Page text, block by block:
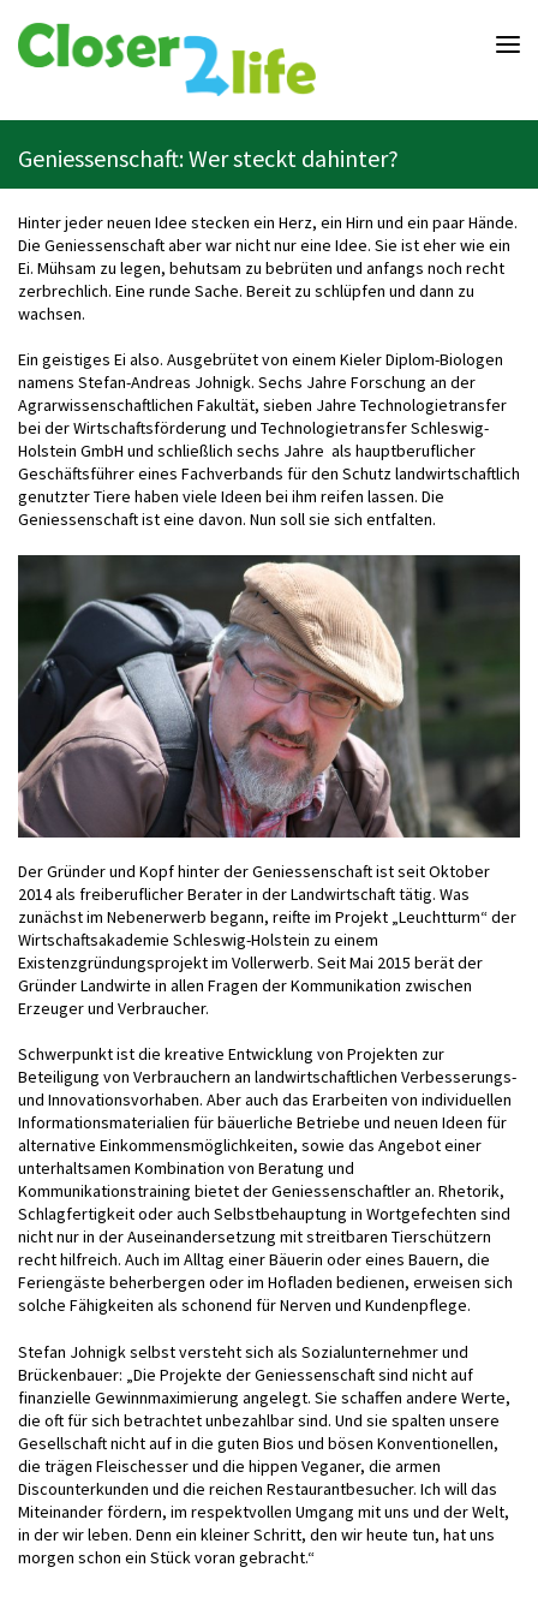
nah
am
Leben
Geniessenschaft: Wer steckt dahinter?
Hinter jeder neuen Idee stecken ein Herz, ein Hirn und ein paar Hände.
Die Geniessenschaft aber war nicht nur eine Idee. Sie ist eher wie ein
Ei. Mühsam zu legen, behutsam zu bebrüten und anfangs noch recht
zerbrechlich. Eine runde Sache. Bereit zu schlüpfen und dann zu
wachsen.
Ein geistiges Ei also. Ausgebrütet von einem Kieler Diplom-Biologen
namens Stefan-Andreas Johnigk. Sechs Jahre Forschung an der
Agrarwissenschaftlichen Fakultät, sieben Jahre Technologietransfer
bei der Wirtschaftsförderung und Technologietransfer Schleswig-
Holstein GmbH und schließlich sechs Jahre als hauptberuflicher
Geschäftsführer eines Fachverbands für den Schutz landwirtschaftlich
genutzter Tiere haben viele Ideen bei ihm reifen lassen. Die
Geniessenschaft ist eine davon. Nun soll sie sich entfalten.
Der Gründer und Kopf hinter der Geniessenschaft ist seit Oktober
2014 als freiberuflicher Berater in der Landwirtschaft tätig. Was
zunächst im Nebenerwerb begann, reifte im Projekt „Leuchtturm“ der
Wirtschaftsakademie Schleswig-Holstein zu einem
Existenzgründungsprojekt im Vollerwerb. Seit Mai 2015 berät der
Gründer Landwirte in allen Fragen der Kommunikation zwischen
Erzeuger und Verbraucher.
Schwerpunkt ist die kreative Entwicklung von Projekten zur
Beteiligung von Verbrauchern an landwirtschaftlichen Verbesserungs-
und Innovationsvorhaben. Aber auch das Erarbeiten von individuellen
Informationsmaterialien für bäuerliche Betriebe und neuen Ideen für
alternative Einkommensmöglichkeiten, sowie das Angebot einer
unterhaltsamen Kombination von Beratung und
Kommunikationstraining bietet der Geniessenschaftler an. Rhetorik,
Schlagfertigkeit oder auch Selbstbehauptung in Wortgefechten sind
nicht nur in der Auseinandersetzung mit streitbaren Tierschützern
recht hilfreich. Auch im Alltag einer Bäuerin oder eines Bauern, die
Feriengäste beherbergen oder im Hofladen bedienen, erweisen sich
solche Fähigkeiten als schonend für Nerven und Kundenpflege.
Stefan Johnigk selbst versteht sich als Sozialunternehmer und
Brückenbauer: „Die Projekte der Geniessenschaft sind nicht auf
finanzielle Gewinnmaximierung angelegt. Sie schaffen andere Werte,
die oft für sich betrachtet unbezahlbar sind. Und sie spalten unsere
Gesellschaft nicht auf in die guten Bios und bösen Konventionellen,
die trägen Fleischesser und die hippen Veganer, die armen
Discounterkunden und die reichen Restaurantbesucher. Ich will das
Miteinander fördern, im respektvollen Umgang mit uns und der Welt,
in der wir leben. Denn ein kleiner Schritt, den wir heute tun, hat uns
morgen schon ein Stück voran gebracht.“